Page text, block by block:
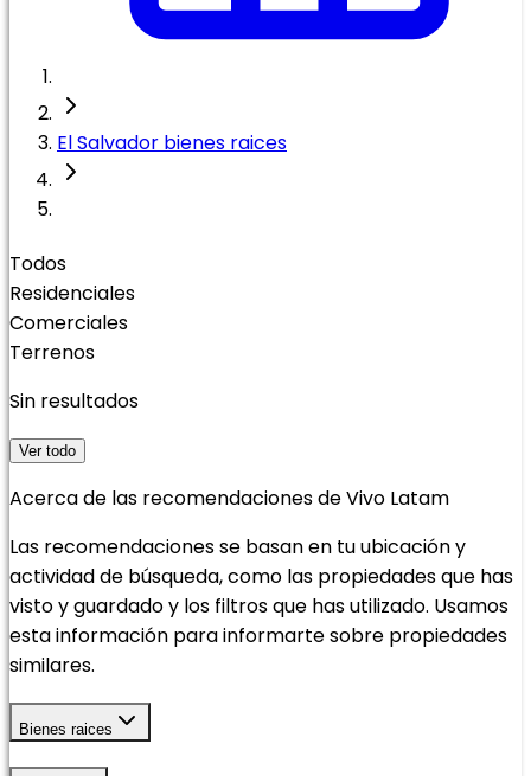
El Salvador bienes raices
Todos
Residenciales
Comerciales
Terrenos
Sin resultados
Ver todo
Acerca de las recomendaciones de Vivo Latam
Las recomendaciones se basan en tu ubicación y
actividad de búsqueda, como las propiedades que has
visto y guardado y los filtros que has utilizado. Usamos
esta información para informarte sobre propiedades
similares.
Bienes raices